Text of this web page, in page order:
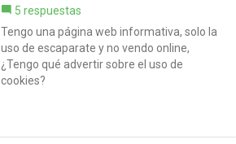
5 respuestas
Tengo una página web informativa, solo la
uso de escaparate y no vendo online,
¿Tengo qué advertir sobre el uso de
cookies?